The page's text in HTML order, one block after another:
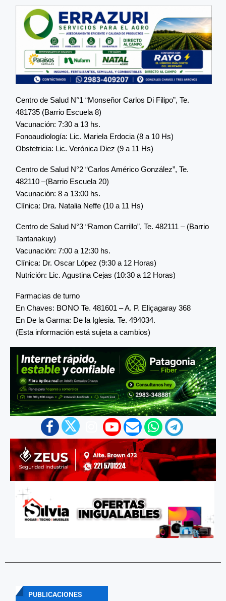
Centro de Salud N°1 “Monseñor Carlos Di Filipo”, Te.
481735 (Barrio Escuela 8)
Vacunación: 7:30 a 13 hs.
Fonoaudiología: Lic. Mariela Erdocia (8 a 10 Hs)
Obstetricia: Lic. Verónica Diez (9 a 11 Hs)
Centro de Salud N°2 “Carlos Américo González”, Te.
482110 –(Barrio Escuela 20)
Vacunación: 8 a 13:00 hs.
Clínica: Dra. Natalia Neffe (10 a 11 Hs)
Centro de Salud N°3 “Ramon Carrillo”, Te. 482111 – (Barrio
Tantanakuy)
Vacunación: 7:00 a 12:30 hs.
Clínica: Dr. Oscar López (9:30 a 12 Horas)
Nutrición: Lic. Agustina Cejas (10:30 a 12 Horas)
Farmacias de turno
En Chaves: BONO Te. 481601 – A. P. Eliçagaray 368
En De la Garma: De la Iglesia. Te. 494034.
(Esta información está sujeta a cambios)
PUBLICACIONES